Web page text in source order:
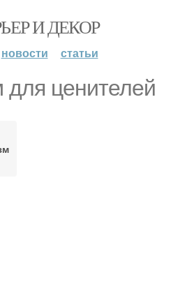
И ДЕКОР
новости статьи
ценителей